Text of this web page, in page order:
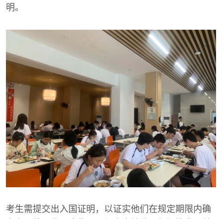
明。
考生需提交出入国证明，以证实他们在规定期限内确